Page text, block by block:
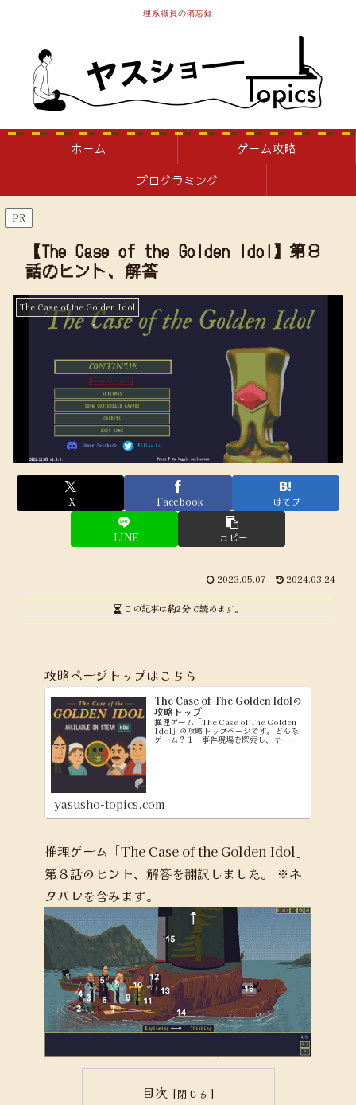
理系職員の備忘録
ホーム
ゲーム攻略
プログラミング
PR
【The Case of the Golden Idol】第８
話のヒント、解答
The Case of the Golden Idol
X Facebook はてブ
LINE コピー
2023.05.07 2024.03.24
この記事は約2分で読めます。
攻略ページトップはこちら
The Case of The Golden Idolの
攻略トップ
推理ゲーム「The Case of The Golden
Idol」の攻略トップページです。どんな
ゲーム？１ 事件現場を探索し、キーワ
yasusho-topics.com
推理ゲーム「The Case of the Golden Idol」
第８話のヒント、解答を翻訳しました。 ※ネ
タバレを含みます。
目次